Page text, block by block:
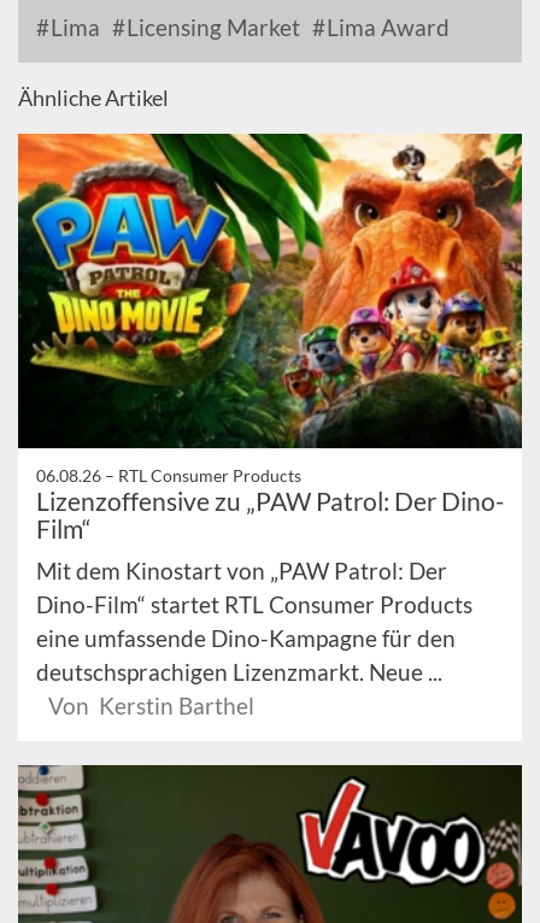
Lima Licensing Market Lima Award
Ähnliche Artikel
06.08.26 – RTL Consumer Products
Lizenzoffensive zu „PAW Patrol: Der Dino-
Film“
Mit dem Kinostart von „PAW Patrol: Der
Dino-Film“ startet RTL Consumer Products
eine umfassende Dino-Kampagne für den
deutschsprachigen Lizenzmarkt. Neue ...
Von Kerstin Barthel